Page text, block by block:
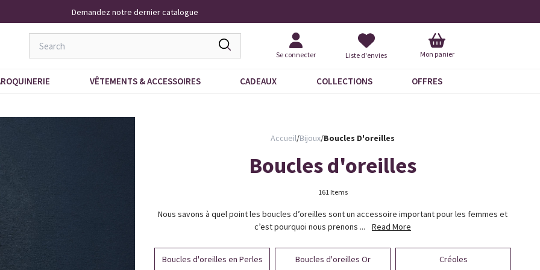
Demandez notre dernier catalogue
Se connecter Liste d'envies Mon panier
VÊTEMENTS & ACCESSOIRES CADEAUX COLLECTIONS OFFRES
Accueil/Bijoux/Boucles D'oreilles
Boucles d'oreilles
161 Items
Nous savons à quel point les boucles d’oreilles sont un accessoire important pour les femmes et
c’est pourquoi nous prenons ...
Read More
Boucles d'oreilles en Perles Boucles d'oreilles Or Créoles